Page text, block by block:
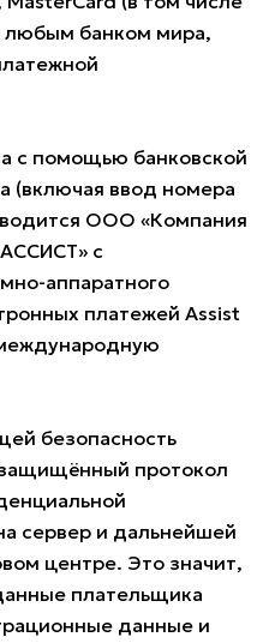
любым банком мира,
с помощью банковской
(включая ввод номера
ООО «Компания
с
аппаратного
платежей Assist
безопасность
протокол
сервер и дальнейшей
центре. Это значит,
плательщика
данные и